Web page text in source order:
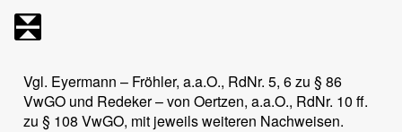
Vgl. Eyermann – Fröhler, a.a.O., RdNr. 5, 6 zu § 86
VwGO und Redeker – von Oertzen, a.a.O., RdNr. 10 ff.
zu § 108 VwGO, mit jeweils weiteren Nachweisen.